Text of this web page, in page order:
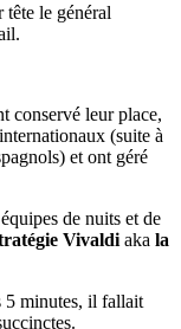
tête le général
conservé leur place,
(suite à
et ont géré
de nuits et de
Vivaldi aka la
5 minutes, il fallait